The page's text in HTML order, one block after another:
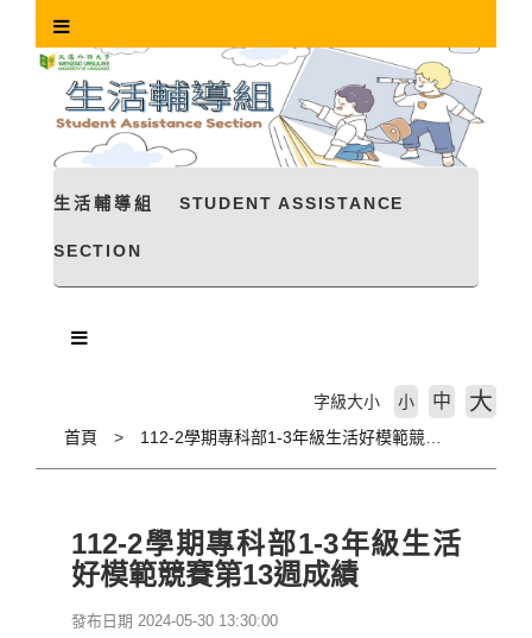
生活輔導組 STUDENT ASSISTANCE
SECTION
首頁 112-2學期專科部1-3年級生活好模範競賽第13週成績
字級大小 小 中 大
112-2學期專科部1-3年級生活
好模範競賽第13週成績
發布日期 2024-05-30 13:30:00